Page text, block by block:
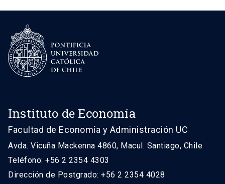
Instituto de Economía
Facultad de Economía y Administración UC
Avda. Vicuña Mackenna 4860, Macul. Santiago, Chile
Teléfono: +56 2 2354 4303
Dirección de Postgrado: +56 2 2354 4028